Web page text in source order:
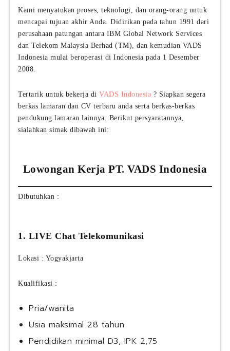
Kami menyatukan proses, teknologi, dan orang-orang untuk
mencapai tujuan akhir Anda. Didirikan pada tahun 1991 dari
perusahaan patungan antara IBM Global Network Services
dan Telekom Malaysia Berhad (TM), dan kemudian VADS
Indonesia mulai beroperasi di Indonesia pada 1 Desember
2008.
Tertarik untuk bekerja di VADS Indonesia ? Siapkan segera
berkas lamaran dan CV terbaru anda serta berkas-berkas
pendukung lamaran lainnya. Berikut persyaratannya,
sialahkan simak dibawah ini:
Lowongan Kerja PT. VADS Indonesia
Dibutuhkan :
1. LIVE Chat Telekomunikasi
Lokasi : Yogyakjarta
Kualifikasi :
Pria/wanita
Usia maksimal 28 tahun
Pendidikan minimal D3, IPK 2,75